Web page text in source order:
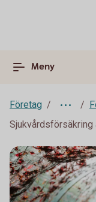
Meny
Företag
Sjukvårdsförsäkring